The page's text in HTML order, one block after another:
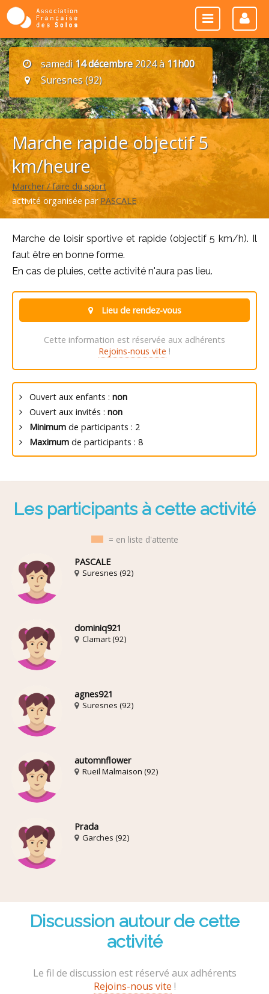
samedi 14 décembre2024 à11h00
Suresnes (92)
Marche rapide objectif 5
km/heure
Marcher / faire du sport
activité organisée par PASCALE
Marche de loisir sportive et rapide (objectif 5 km/h). Il
faut être en bonne forme.
En cas de pluies, cette activité n'aura pas lieu.
Lieu de rendez-vous
Cette information est réservée aux adhérents
Rejoins-nous vite !
Ouvert aux enfants : non
Ouvert aux invités : non
Minimum de participants : 2
Maximum de participants : 8
Les participants à cette activité
= en liste d'attente
PASCALE
Suresnes (92)
dominiq921
Clamart (92)
agnes921
Suresnes (92)
automnflower
Rueil Malmaison (92)
Prada
Garches (92)
Discussion autour de cette
activité
Le fil de discussion est réservé aux adhérents
Rejoins-nous vite !